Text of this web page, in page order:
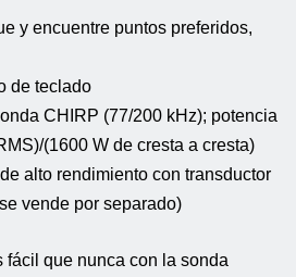
y encuentre puntos preferidos,
de teclado
CHIRP (77/200 kHz); potencia
(1600 W de cresta a cresta)
alto rendimiento con transductor
vende por separado)
fácil que nunca con la sonda